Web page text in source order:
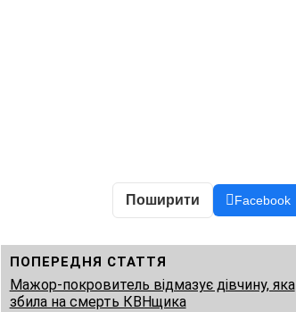
Поширити Facebook
ПОПЕРЕДНЯ СТАТТЯ
Мажор-покровитель відмазує дівчину, яка
збила на смерть КВНщика